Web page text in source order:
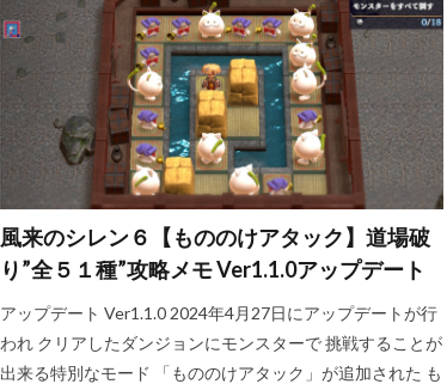
風来のシレン６【もののけアタック】道場破
り”全５１種”攻略メモ Ver1.1.0アップデート
アップデート Ver1.1.0 2024年4月27日にアップデートが行
われ クリアしたダンジョンにモンスターで 挑戦することが
出来る特別なモード 「もののけアタック」が追加された も